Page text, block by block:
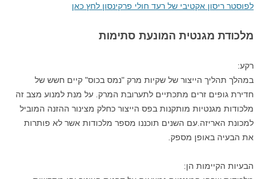
לפוסטר ריסון אקטיבי של רעד חולי פרקינסון לחץ כאן
מלכודת מגנטית המונעת סתימות
רקע:
במהלך תהליך הייצור של שקיות מרק "נמס בכוס" קיים חשש של
חדירת גופים זרים מתכתיים לתערובת המרק. על מנת למנוע מצב זה
מלכודות מגנטיות מותקנות בפס הייצור כחלק מצינור ההזנה המוביל
למכונת האריזה.עם השנים תוכננו מספר מלכודות אשר לא פותרות
את הבעיה באופן מספק.
הבעיות הקיימות הן: